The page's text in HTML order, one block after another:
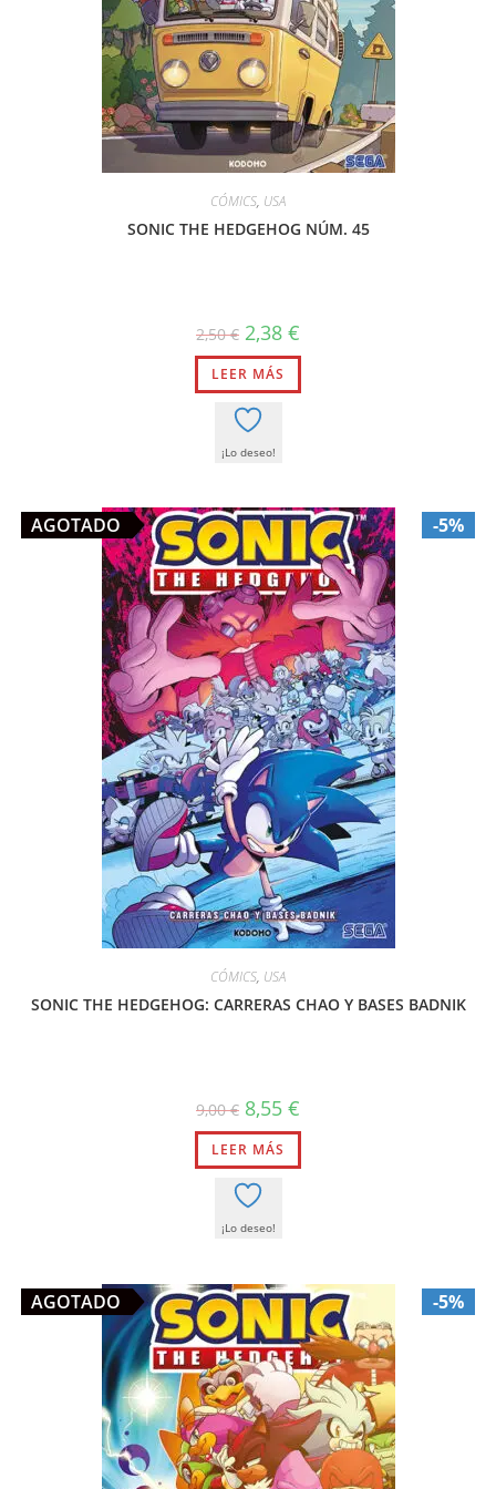
CÓMICS, USA
SONIC THE HEDGEHOG NÚM. 45
2,50€ El
precio
original
era:
2,50 €.
2,38 €
actual
2,38 €.
LEER MÁS
¡Lo deseo!
-5%
AGOTADO
CÓMICS, USA
SONIC THE HEDGEHOG: CARRERAS CHAO Y BASES BADNIK
9,00€ El
precio
original
era:
9,00 €.
8,55 €
actual
8,55 €.
LEER MÁS
¡Lo deseo!
-5%
AGOTADO